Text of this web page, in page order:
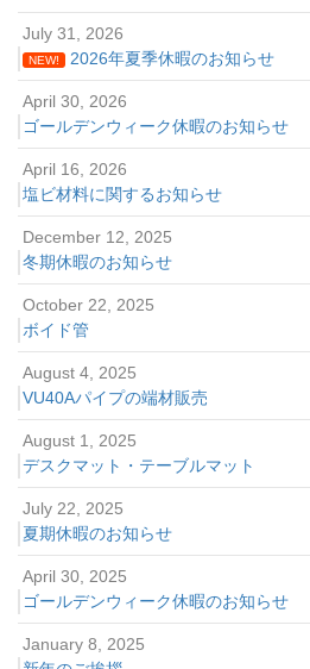
July 31, 2026
NEW! 2026年夏季休暇のお知らせ
April 30, 2026
ゴールデンウィーク休暇のお知らせ
April 16, 2026
塩ビ材料に関するお知らせ
December 12, 2025
冬期休暇のお知らせ
October 22, 2025
ボイド管
August 4, 2025
VU40Aパイプの端材販売
August 1, 2025
デスクマット・テーブルマット
July 22, 2025
夏期休暇のお知らせ
April 30, 2025
ゴールデンウィーク休暇のお知らせ
January 8, 2025